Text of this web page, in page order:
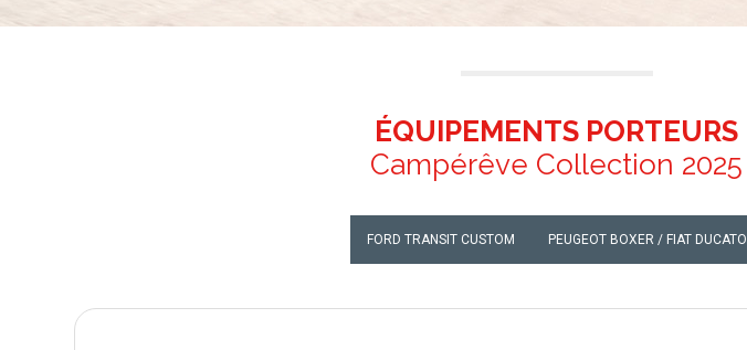
ÉQUIPEMENTS PORTEURS
Campérêve Collection 2025
FORD TRANSIT CUSTOM PEUGEOT BOXER / FIAT DUCATO